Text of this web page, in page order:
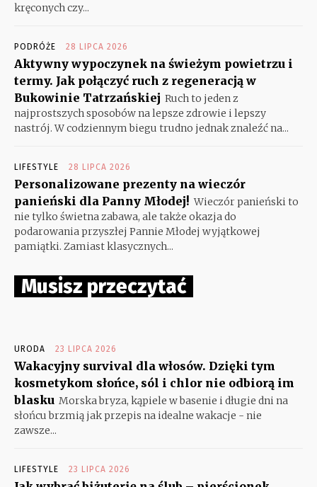
kręconych czy...
PODRÓŻE 28 LIPCA 2026
Aktywny wypoczynek na świeżym powietrzu i
termy. Jak połączyć ruch z regeneracją w
Bukowinie Tatrzańskiej Ruch to jeden z
najprostszych sposobów na lepsze zdrowie i lepszy
nastrój. W codziennym biegu trudno jednak znaleźć na...
LIFESTYLE 28 LIPCA 2026
Personalizowane prezenty na wieczór
panieński dla Panny Młodej! Wieczór panieński to
nie tylko świetna zabawa, ale także okazja do
podarowania przyszłej Pannie Młodej wyjątkowej
pamiątki. Zamiast klasycznych...
Musisz przeczytać
URODA 23 LIPCA 2026
Wakacyjny survival dla włosów. Dzięki tym
kosmetykom słońce, sól i chlor nie odbiorą im
blasku Morska bryza, kąpiele w basenie i długie dni na
słońcu brzmią jak przepis na idealne wakacje - nie
zawsze...
LIFESTYLE 23 LIPCA 2026